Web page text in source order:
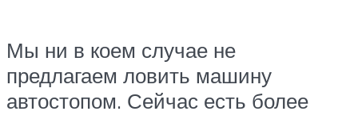
Мы ни в коем случае не
предлагаем ловить машину
автостопом. Сейчас есть более